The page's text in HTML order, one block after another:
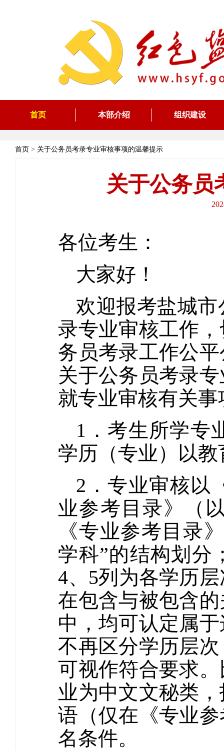
首页 本部介绍 组织建设
首页 > 关于公务员考录专业审核事项的温馨提示
关于公务员
各位考生：
大家好！
欢迎报考盐城
录专业审核工作
务员考录工作公
关于公务员考录
就专业审核有关
1．考生所学专
学历（专业）以
2．专业审核以
业参考目录》（
《专业参考目录
学科”的结构划分
4、5列为各学历
在包含与被包含
中，均可认定属
不再区分学历层
可视作符合要求
业为中文文秘类
语（仅在《专业
名条件。